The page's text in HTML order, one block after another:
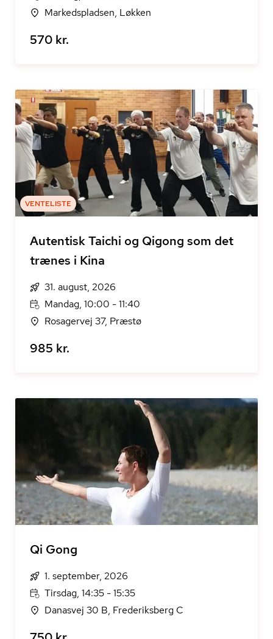
Markedspladsen, Løkken
570 kr.
VENTELISTE
Autentisk Taichi og Qigong som det
trænes i Kina
31. august, 2026
Mandag, 10:00 - 11:40
Rosagervej 37, Præstø
985 kr.
Qi Gong
1. september, 2026
Tirsdag, 14:35 - 15:35
Danasvej 30 B, Frederiksberg C